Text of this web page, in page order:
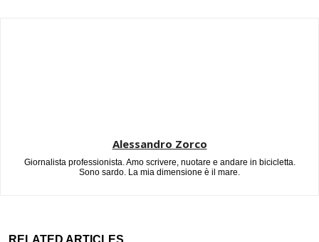
Alessandro Zorco
Giornalista professionista. Amo scrivere, nuotare e andare in bicicletta.
Sono sardo. La mia dimensione è il mare.